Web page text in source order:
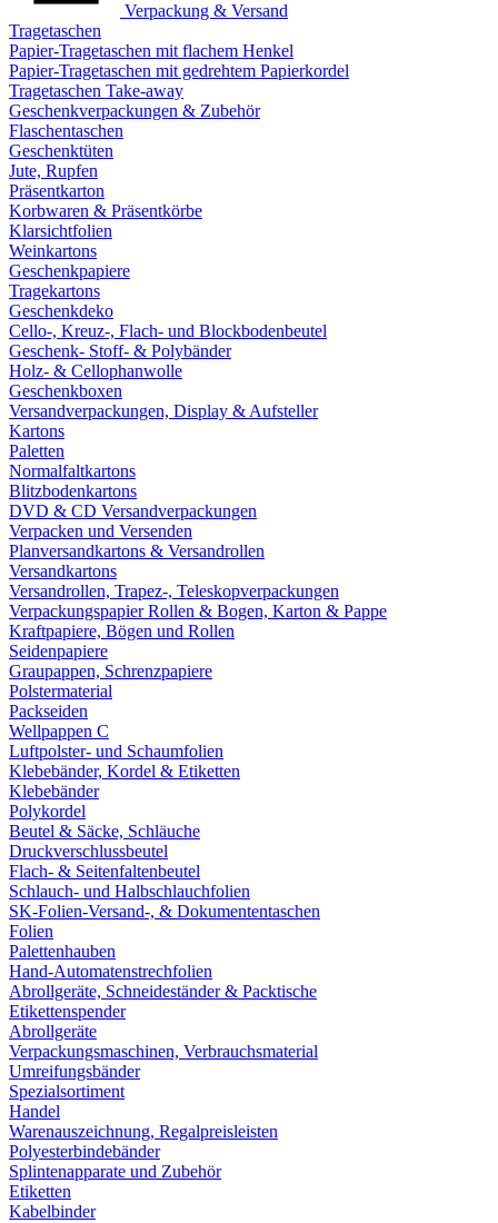
Verpackung & Versand
Tragetaschen
Papier-Tragetaschen mit flachem Henkel
Papier-Tragetaschen mit gedrehtem Papierkordel
Tragetaschen Take-away
Geschenkverpackungen & Zubehör
Flaschentaschen
Geschenktüten
Jute, Rupfen
Präsentkarton
Korbwaren & Präsentkörbe
Klarsichtfolien
Weinkartons
Geschenkpapiere
Tragekartons
Geschenkdeko
Cello-, Kreuz-, Flach- und Blockbodenbeutel
Geschenk- Stoff- & Polybänder
Holz- & Cellophanwolle
Geschenkboxen
Versandverpackungen, Display & Aufsteller
Kartons
Paletten
Normalfaltkartons
Blitzbodenkartons
DVD & CD Versandverpackungen
Verpacken und Versenden
Planversandkartons & Versandrollen
Versandkartons
Versandrollen, Trapez-, Teleskopverpackungen
Verpackungspapier Rollen & Bogen, Karton & Pappe
Kraftpapiere, Bögen und Rollen
Seidenpapiere
Graupappen, Schrenzpapiere
Polstermaterial
Packseiden
Wellpappen C
Luftpolster- und Schaumfolien
Klebebänder, Kordel & Etiketten
Klebebänder
Polykordel
Beutel & Säcke, Schläuche
Druckverschlussbeutel
Flach- & Seitenfaltenbeutel
Schlauch- und Halbschlauchfolien
SK-Folien-Versand-, & Dokumententaschen
Folien
Palettenhauben
Hand-Automatenstrechfolien
Abrollgeräte, Schneideständer & Packtische
Etikettenspender
Abrollgeräte
Verpackungsmaschinen, Verbrauchsmaterial
Umreifungsbänder
Spezialsortiment
Handel
Warenauszeichnung, Regalpreisleisten
Polyesterbindebänder
Splintenapparate und Zubehör
Etiketten
Kabelbinder